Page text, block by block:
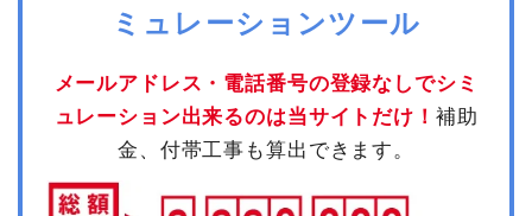
ミュレーションツール
メールアドレス・電話番号の登録なしでシミ
ュレーション出来るのは当サイトだけ！ 補助
金、付帯工事も算出できます。